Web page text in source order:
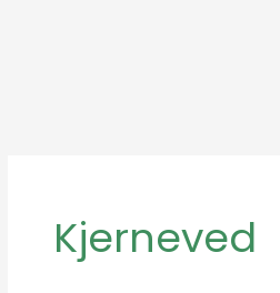
Kjerneved